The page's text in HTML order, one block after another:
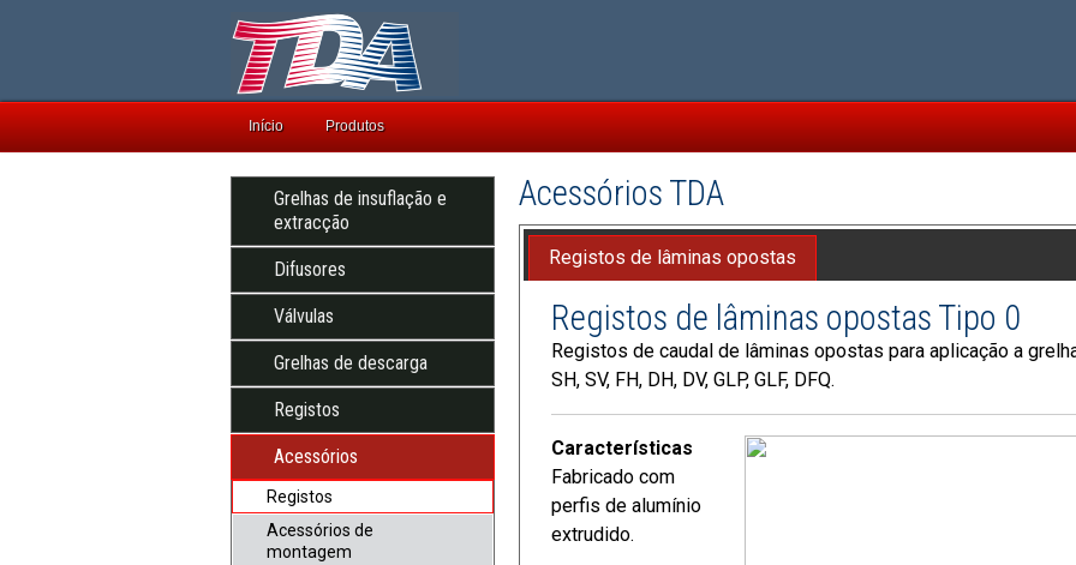
Início Produtos
Grelhas de insuflação e
extracção
Difusores
Válvulas
Grelhas de descarga
Registos
Acessórios
Registos
Acessórios de
montagem
Acessórios TDA
Registos de lâminas opostas
Registos de lâminas opostas Tipo 0
Registos de caudal de lâminas opostas para aplicação a
SH, SV, FH, DH, DV, GLP, GLF, DFQ.
Características
Fabricado com
perfis de alumínio
extrudido.